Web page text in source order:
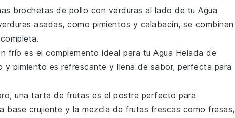
brochetas de pollo con verduras al lado de tu Agua
asadas, como pimientos y calabacín, se combinan
frío es el complemento ideal para tu Agua Helada de
y pimiento es refrescante y llena de sabor, perfecta para
una tarta de frutas es el postre perfecto para
base crujiente y la mezcla de frutas frescas como fresas,